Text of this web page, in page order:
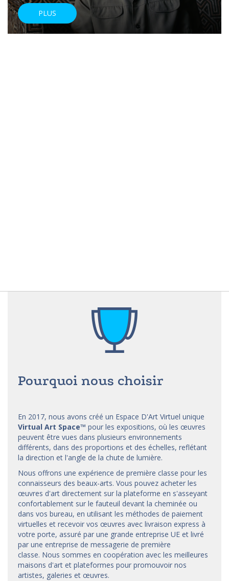
PLUS
Pourquoi nous choisir
En 2017, nous avons créé un Espace D'Art Virtuel unique
Virtual Art Space™ pour les expositions, où les œuvres
peuvent être vues dans plusieurs environnements
différents, dans des proportions et des échelles, reflétant
la direction et l'angle de la chute de lumière.
Nous offrons une expérience de première classe pour les
connaisseurs des beaux-arts. Vous pouvez acheter les
œuvres d'art directement sur la plateforme en s'asseyant
confortablement sur le fauteuil devant la cheminée ou
dans vos bureau, en utilisant les méthodes de paiement
virtuelles et recevoir vos œuvres avec livraison express à
votre porte, assuré par une grande entreprise UE et livré
par une entreprise de messagerie de première
classe. Nous sommes en coopération avec les meilleures
maisons d'art et plateformes pour promouvoir nos
artistes, galeries et œuvres.